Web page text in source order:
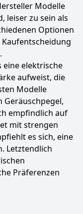
Modelle
leiser zu sein als
Optionen
eine elektrische
aufweist, die
Modelle
Geräuschpegel,
empfindlich auf
mit strengen
es sich, eine
Letztendlich
Präferenzen